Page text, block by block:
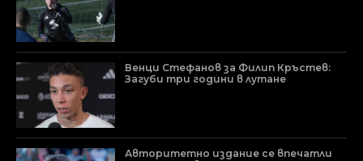
Венци Стефанов за Филип Кръстев:
Загуби три години в лутане
Авторитетно издание се впечатли